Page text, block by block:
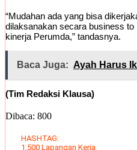
“Mudahan ada yang bisa
dilaksanakan secara business
kinerja Perumda,” tandasnya.
Baca Juga: Ayah Harus
(Tim Redaksi Klausa)
Dibaca: 800
HASHTAG:
1.500 Lapangan Kerja